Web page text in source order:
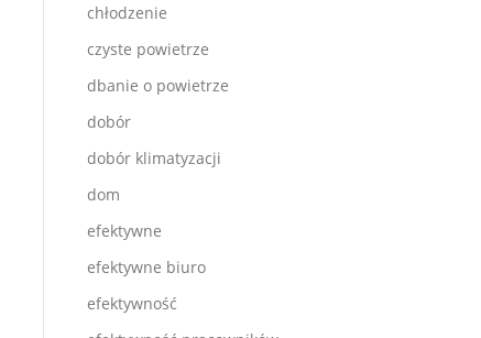
chłodzenie
czyste powietrze
dbanie o powietrze
dobór
dobór klimatyzacji
dom
efektywne
efektywne biuro
efektywność